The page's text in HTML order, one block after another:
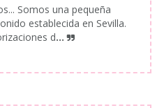
Somos una pequeña
establecida en Sevilla.
d...